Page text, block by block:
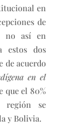
en
de
no así en
estos dos
de acuerdo
en el
que el 80%
región se
y Bolivia.